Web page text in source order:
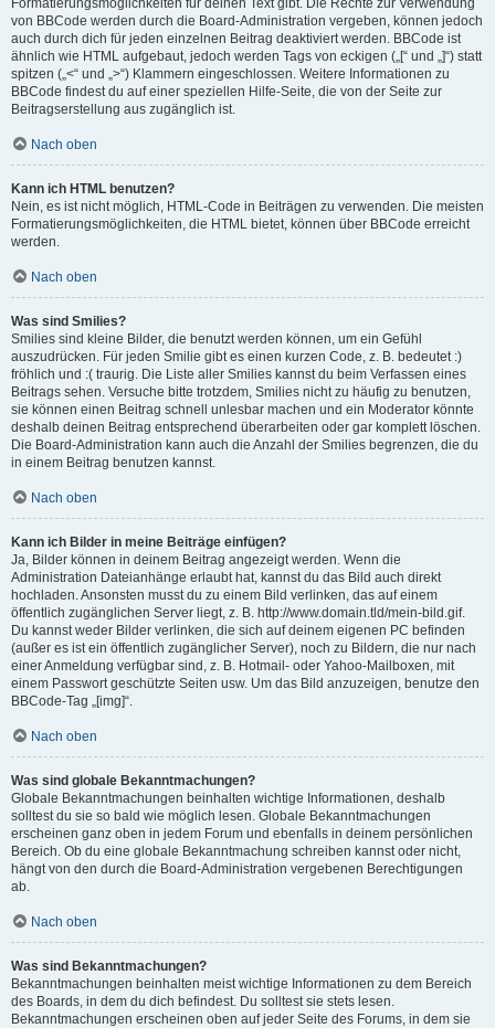
Formatierungsmöglichkeiten für deinen Text gibt. Die Rechte zur Verwendung
von BBCode werden durch die Board-Administration vergeben, können jedoch
auch durch dich für jeden einzelnen Beitrag deaktiviert werden. BBCode ist
ähnlich wie HTML aufgebaut, jedoch werden Tags von eckigen („[“ und „]“) statt
spitzen („<“ und „>“) Klammern eingeschlossen. Weitere Informationen zu
BBCode findest du auf einer speziellen Hilfe-Seite, die von der Seite zur
Beitragserstellung aus zugänglich ist.
Nach oben
Kann ich HTML benutzen?
Nein, es ist nicht möglich, HTML-Code in Beiträgen zu verwenden. Die meisten
Formatierungsmöglichkeiten, die HTML bietet, können über BBCode erreicht
werden.
Nach oben
Was sind Smilies?
Smilies sind kleine Bilder, die benutzt werden können, um ein Gefühl
auszudrücken. Für jeden Smilie gibt es einen kurzen Code, z. B. bedeutet :)
fröhlich und :( traurig. Die Liste aller Smilies kannst du beim Verfassen eines
Beitrags sehen. Versuche bitte trotzdem, Smilies nicht zu häufig zu benutzen,
sie können einen Beitrag schnell unlesbar machen und ein Moderator könnte
deshalb deinen Beitrag entsprechend überarbeiten oder gar komplett löschen.
Die Board-Administration kann auch die Anzahl der Smilies begrenzen, die du
in einem Beitrag benutzen kannst.
Nach oben
Kann ich Bilder in meine Beiträge einfügen?
Ja, Bilder können in deinem Beitrag angezeigt werden. Wenn die
Administration Dateianhänge erlaubt hat, kannst du das Bild auch direkt
hochladen. Ansonsten musst du zu einem Bild verlinken, das auf einem
öffentlich zugänglichen Server liegt, z. B. http://www.domain.tld/mein-bild.gif.
Du kannst weder Bilder verlinken, die sich auf deinem eigenen PC befinden
(außer es ist ein öffentlich zugänglicher Server), noch zu Bildern, die nur nach
einer Anmeldung verfügbar sind, z. B. Hotmail- oder Yahoo-Mailboxen, mit
einem Passwort geschützte Seiten usw. Um das Bild anzuzeigen, benutze den
BBCode-Tag „[img]“.
Nach oben
Was sind globale Bekanntmachungen?
Globale Bekanntmachungen beinhalten wichtige Informationen, deshalb
solltest du sie so bald wie möglich lesen. Globale Bekanntmachungen
erscheinen ganz oben in jedem Forum und ebenfalls in deinem persönlichen
Bereich. Ob du eine globale Bekanntmachung schreiben kannst oder nicht,
hängt von den durch die Board-Administration vergebenen Berechtigungen
ab.
Nach oben
Was sind Bekanntmachungen?
Bekanntmachungen beinhalten meist wichtige Informationen zu dem Bereich
des Boards, in dem du dich befindest. Du solltest sie stets lesen.
Bekanntmachungen erscheinen oben auf jeder Seite des Forums, in dem sie